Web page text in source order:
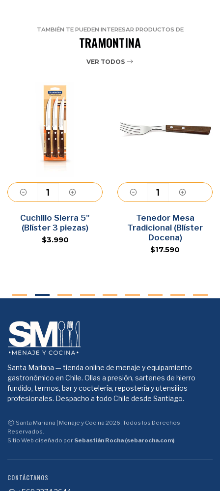
TAMBIÉN TE PUEDEN INTERESAR PRODUCTOS DE
TRAMONTINA
VER TODOS
Agregar
Cuchillo Sierra 5"
(Blíster 3 piezas)
$3.990
Agregar
Tenedor Mesa
Tradicional (Blíster
Docena)
$17.590
Santa Mariana — tienda online de menaje y equipamiento
gastronómico en Chile. Ollas a presión, sartenes de hierro
fundido, termos, bar y coctelería, repostería y utensilios
profesionales. Despacho a todo Chile desde Santiago.
Santa Mariana | Menaje y Cocina 2026. Todos los Derechos
Reservados.
Sitio Web diseñado por Sebastián Rocha (sebarocha.com)
CONTÁCTANOS